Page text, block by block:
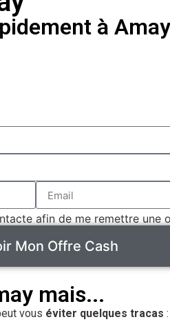
à
afin de me remettre une
Mon Offre Cash
mais...
vous éviter quelques tracas :